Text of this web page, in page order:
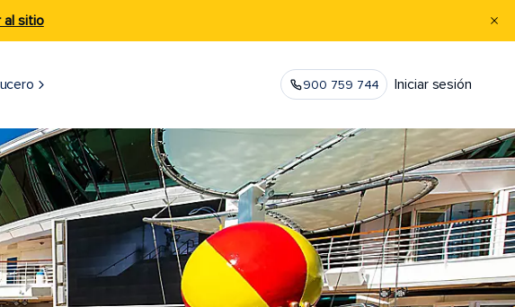
al sitio
900 759 744 Iniciar sesión